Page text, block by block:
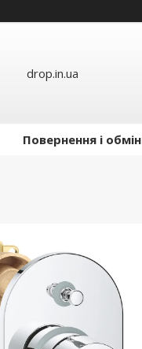
drop.in.ua
Повернення і обмін